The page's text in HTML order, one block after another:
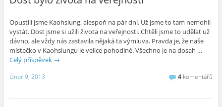
Opustili jsme Kaohsiung, alespoň na pár dní. Už jsme to tam nemohli
vystát. Dost jsme si užili života na veřejnosti. Chtěli jsme to udělat už
dávno, ale vždy nás zastavila nějaká ta výmluva. Pravda je, že naše
místečko v Kaohsiungu je velice pohodlné. Všechno je na dosah …
Celý příspěvek →
Únor 9, 2013 4 komentářů